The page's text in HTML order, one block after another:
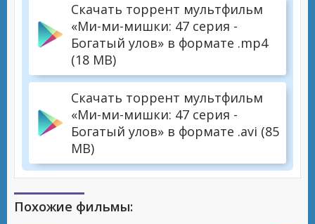
Скачать торрент мультфильм
«Ми-ми-мишки: 47 серия -
Богатый улов» в формате .mp4
(18 MB)
Скачать торрент мультфильм
«Ми-ми-мишки: 47 серия -
Богатый улов» в формате .avi (85
MB)
Похожие фильмы: